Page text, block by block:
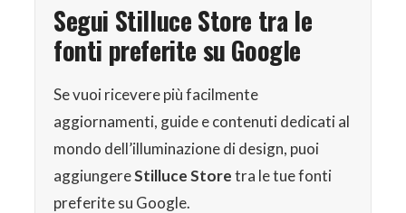
Segui Stilluce Store tra le
fonti preferite su Google
Se vuoi ricevere più facilmente
aggiornamenti, guide e contenuti dedicati al
mondo dell’illuminazione di design, puoi
aggiungereStilluce Storetra le tue fonti
preferite su Google.